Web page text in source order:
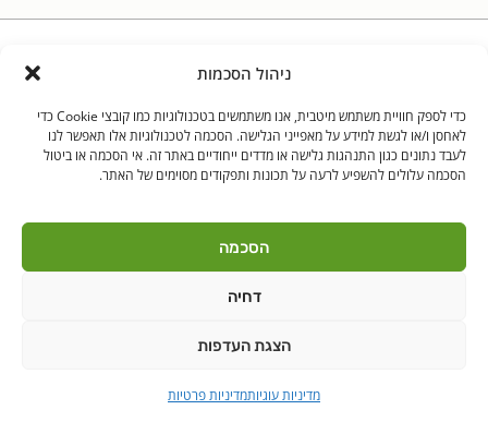
ניהול הסכמות
כדי לספק חוויית משתמש מיטבית, אנו משתמשים בטכנולוגיות כמו קובצי Cookie כדי
לאחסן ו/או לגשת למידע על מאפייני הגלישה. הסכמה לטכנולוגיות אלו תאפשר לנו
לעבד נתונים כגון התנהגות גלישה או מדדים ייחודיים באתר זה. אי הסכמה או ביטול
הסכמה עלולים להשפיע לרעה על תכונות ותפקודים מסוימים של האתר.
הסכמה
דחיה
הצגת העדפות
מדיניות עוגיותמדיניות פרטיות
PushUp | Digital
הודה"ש ברקן